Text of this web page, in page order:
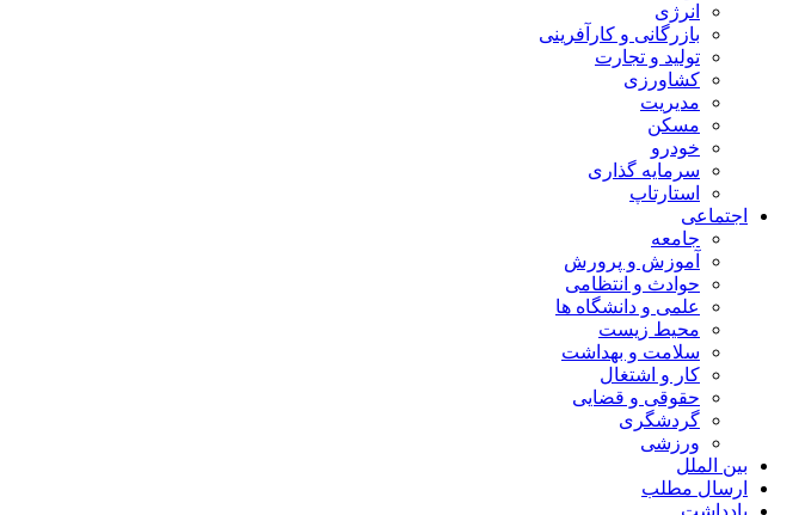
انرژی
بازرگانی و کارآفرینی
تولید و تجارت
کشاورزی
مدیریت
مسکن
خودرو
سرمایه گذاری
استارتاپ
اجتماعی
جامعه
آموزش و پرورش
حوادث و انتظامی
علمی و دانشگاه ها
محیط زیست
سلامت و بهداشت
کار و اشتغال
حقوقی و قضایی
گردشگری
ورزشی
بین الملل
ارسال مطلب
یادداشت